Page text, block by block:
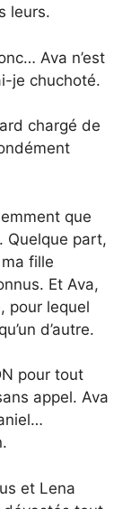
leurs.
Ava n’est
je chuchoté.
chargé de
que
Quelque part,
fille
Et Ava,
pour lequel
d’autre.
pour tout
appel. Ava
et Lena